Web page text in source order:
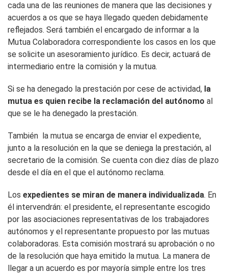
cada una de las reuniones de manera que las decisiones y
acuerdos a os que se haya llegado queden debidamente
reflejados. Será también el encargado de informar a la
Mutua Colaboradora correspondiente los casos en los que
se solicite un asesoramiento jurídico. Es decir, actuará de
intermediario entre la comisión y la mutua.
Si se ha denegado la prestación por cese de actividad, la
mutua es quien recibe la reclamación del autónomo al
que se le ha denegado la prestación.
También la mutua se encarga de enviar el expediente,
junto a la resolución en la que se deniega la prestación, al
secretario de la comisión. Se cuenta con diez días de plazo
desde el día en el que el autónomo reclama.
Los expedientes se miran de manera individualizada. En
él intervendrán: el presidente, el representante escogido
por las asociaciones representativas de los trabajadores
autónomos y el representante propuesto por las mutuas
colaboradoras. Esta comisión mostrará su aprobación o no
de la resolución que haya emitido la mutua. La manera de
llegar a un acuerdo es por mayoría simple entre los tres